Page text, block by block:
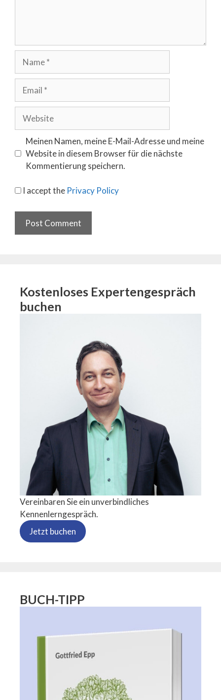
Meinen Namen, meine E-Mail-Adresse und meine
Website in diesem Browser für die nächste
Kommentierung speichern.
I accept the Privacy Policy
Kostenloses Expertengespräch
buchen
Vereinbaren Sie ein unverbindliches
Kennenlerngespräch.
Jetzt buchen
BUCH-TIPP